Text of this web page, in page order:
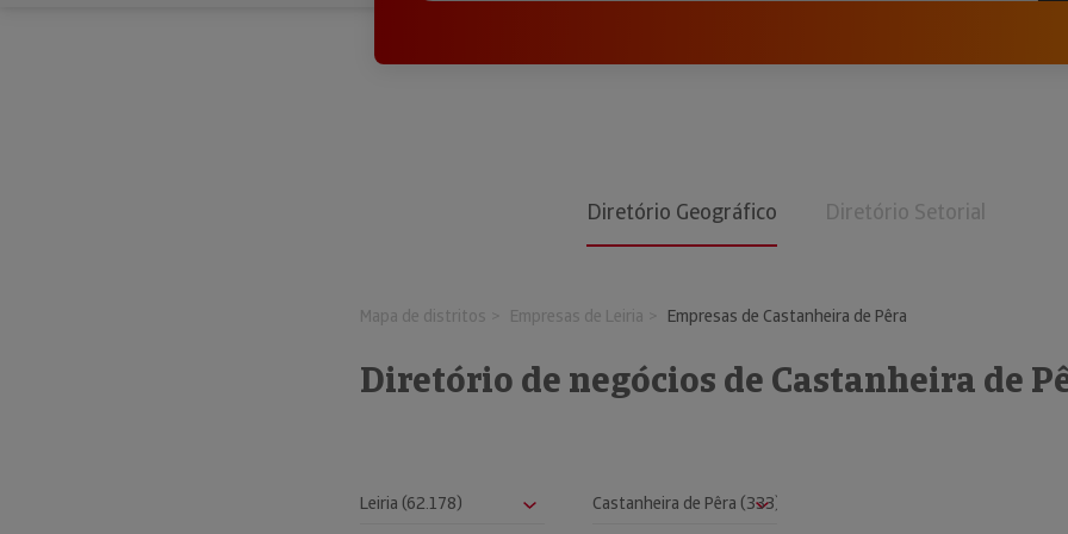
Diretório Geográfico Diretório Setorial
Mapa de distritos Empresas de Leiria Empresas de Castanheira de Pêra
Diretório de negócios de Castanheira de